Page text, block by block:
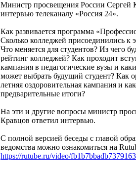
Министр просвещения России Сергей
интервью телеканалу «Россия 24».
Как развивается программа
Сколько колледжей присоединились к
Что меняется для студентов? Из чего
рейтинг колледжей? Как проходит
кампания в педагогические вузы и
может выбрать будущий студент? Как
летняя оздоровительная кампания и
предварительные итоги?
На эти и другие вопросы министр
Кравцов ответил интервью.
С полной версией беседы с главой
ведомства можно ознакомиться на
https://rutube.ru/video/